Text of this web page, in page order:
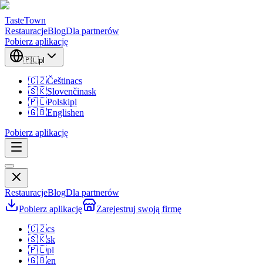
TasteTown
RestauracjeBlogDla partnerów
Pobierz aplikację
🇵🇱pl
🇨🇿Češtinacs
🇸🇰Slovenčinask
🇵🇱Polskipl
🇬🇧Englishen
Pobierz aplikację
RestauracjeBlogDla partnerów
Pobierz aplikację
Zarejestruj swoją firmę
🇨🇿cs
🇸🇰sk
🇵🇱pl
🇬🇧en